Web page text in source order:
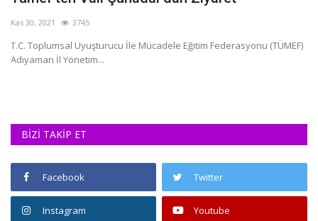
Kas 30, 2021 3745
T.C. Toplumsal Uyuşturucu İle Mücadele Eğitim Federasyonu (TÜMEF)
Adıyaman İl Yönetim...
BİZİ TAKİP ET
Facebook Twitter
Instagram Youtube